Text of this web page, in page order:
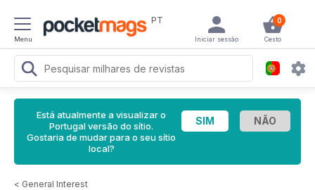
Menu
PT 0
Cesto
Iniciar sessão
Está atualmente a visualizar o
Portugal versão do sítio.
Gostaria de mudar para o seu sítio
local?
< General Interest